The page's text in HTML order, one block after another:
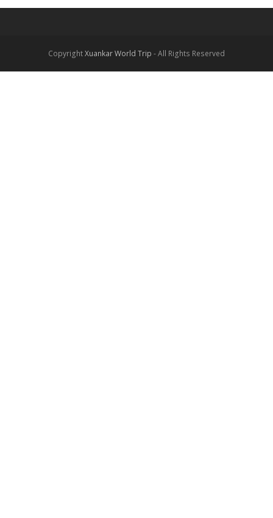
CopyrightXuankar World Trip - All Rights Reserved